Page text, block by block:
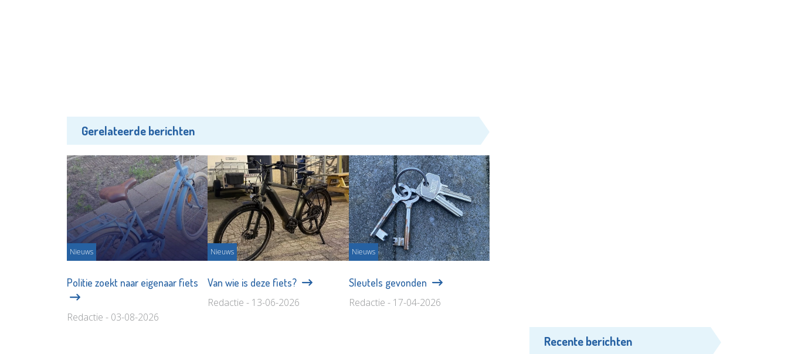
Gerelateerde berichten
Nieuws
Politie zoekt naar eigenaar fiets
Redactie - 03-08-2026
Nieuws
Van wie is deze fiets?
Redactie - 13-06-2026
Nieuws
Sleutels gevonden
Redactie - 17-04-2026
Recente berichten